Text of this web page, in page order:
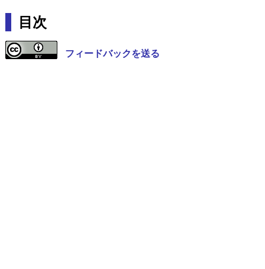
目次
フィードバックを送る